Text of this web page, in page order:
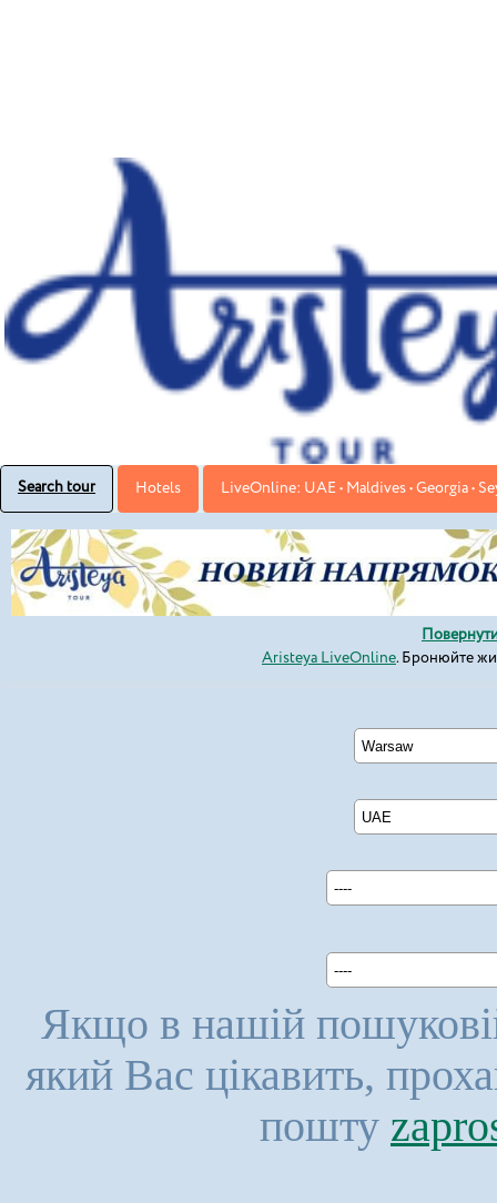
Search tour Hotels LiveOnline: UAE • Maldives • Georgia •
Aristeya LiveOnline. Бронюйте
Warsaw
UAE
----
----
Якщо в нашій
який Вас цікавить,
пошту